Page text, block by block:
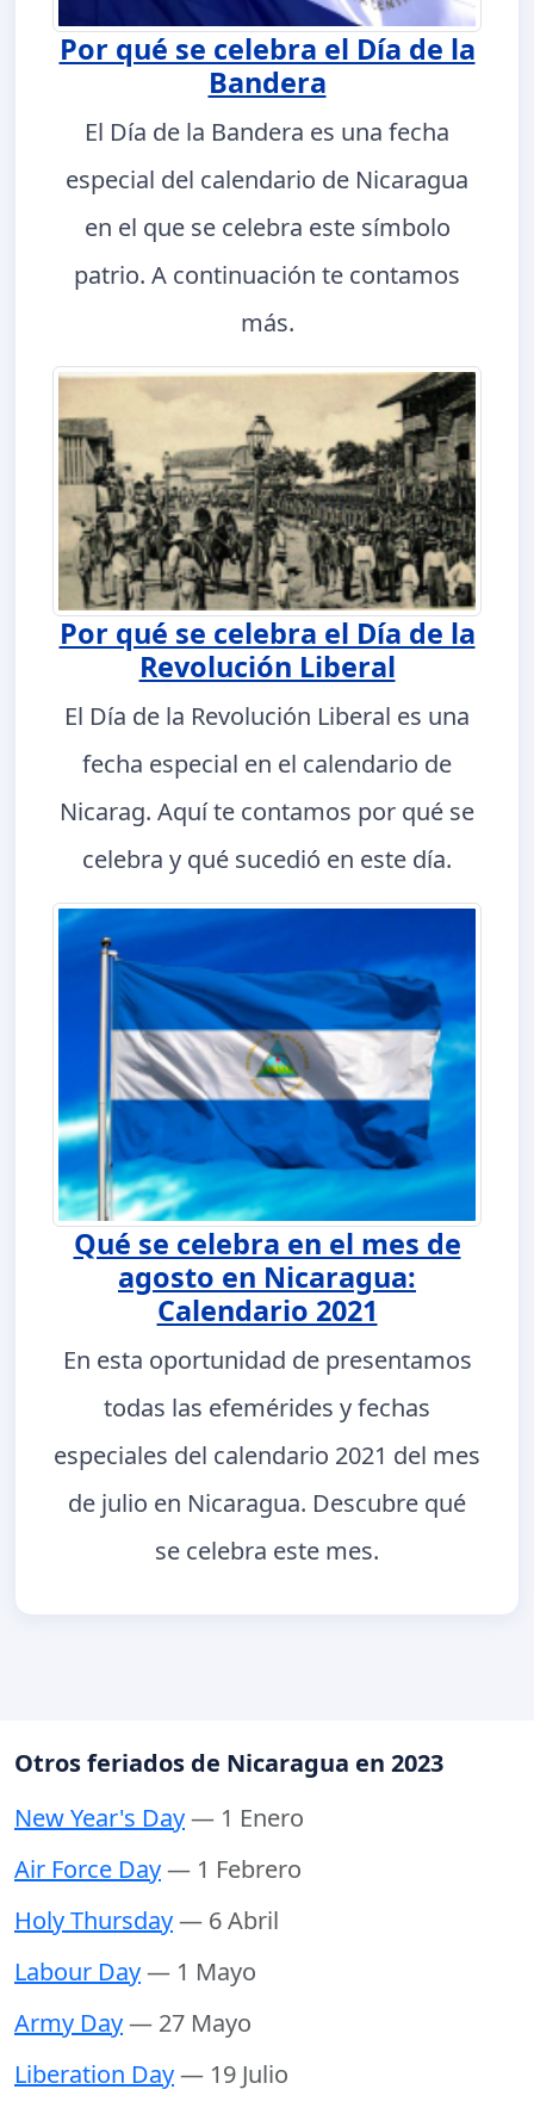
Por qué se celebra el Día de la
Bandera
El Día de la Bandera es una fecha
especial del calendario de Nicaragua
en el que se celebra este símbolo
patrio. A continuación te contamos
más.
Por qué se celebra el Día de la
Revolución Liberal
El Día de la Revolución Liberal es una
fecha especial en el calendario de
Nicarag. Aquí te contamos por qué se
celebra y qué sucedió en este día.
Qué se celebra en el mes de
agosto en Nicaragua:
Calendario 2021
En esta oportunidad de presentamos
todas las efemérides y fechas
especiales del calendario 2021 del mes
de julio en Nicaragua. Descubre qué
se celebra este mes.
Otros feriados de Nicaragua en 2023
New Year's Day— 1 Enero
Air Force Day— 1 Febrero
Holy Thursday— 6 Abril
Labour Day— 1 Mayo
Army Day— 27 Mayo
Liberation Day— 19 Julio